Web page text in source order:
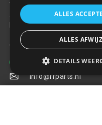
Welkom bij R&R Parts
aanschaf van alle auto
beste selectie, service &
Contact
+31(0)85 486 83 17
info@rrparts.nl
ALLES
ALLES
DETAILS